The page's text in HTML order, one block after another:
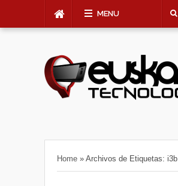
MENU
Home » Archivos de Etiquetas: i3b